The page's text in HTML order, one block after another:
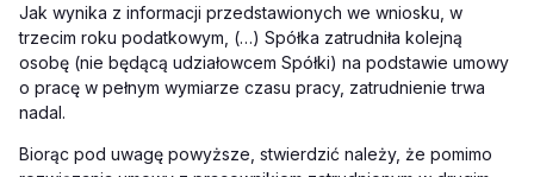
Jak wynika z informacji przedstawionych we wniosku, w
trzecim roku podatkowym, (…) Spółka zatrudniła kolejną
osobę (nie będącą udziałowcem Spółki) na podstawie umowy
o pracę w pełnym wymiarze czasu pracy, zatrudnienie trwa
nadal.
Biorąc pod uwagę powyższe, stwierdzić należy, że pomimo